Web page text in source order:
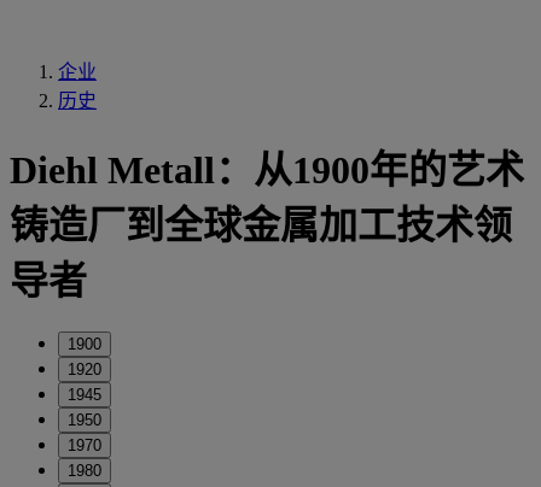
企业
历史
Diehl Metall：从1900年的艺术
铸造厂到全球金属加工技术领
导者
1900
1920
1945
1950
1970
1980